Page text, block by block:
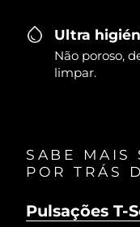
Ultra
Não poroso,
limpar.
SABE MAIS
POR TRÁS
Pulsações T-